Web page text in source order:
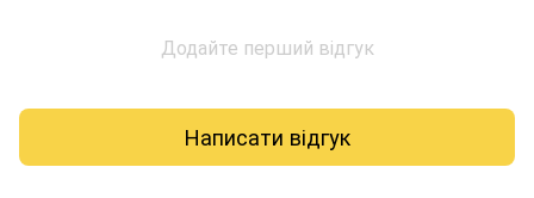
Додайте перший відгук
Написати відгук